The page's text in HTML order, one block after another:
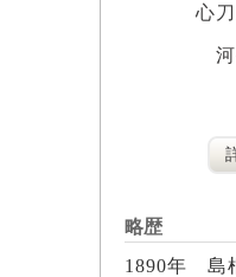
心
略歴
1890年 島